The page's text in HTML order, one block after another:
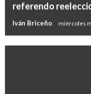
referendo
Iván Briceño miércoles